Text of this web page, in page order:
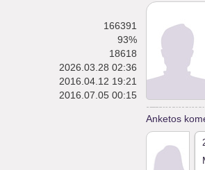
166391
93%
18618
2026.03.28 02:36
2016.04.12 19:21
2016.07.05 00:15
Anketos